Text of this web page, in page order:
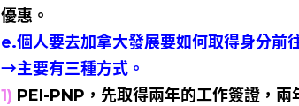
優惠。
e.個人要去加拿大發展要如何取得身分前
→主要有三種方式。
1) PEI-PNP，先取得兩年的工作簽證，兩